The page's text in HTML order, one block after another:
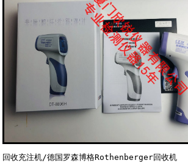
回收充注机/德国罗森博格Rothenberger回收机